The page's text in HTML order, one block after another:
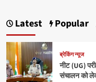
Latest Popular
ब्रेकिंग न्यूज
नीट (UG)
संचालन को